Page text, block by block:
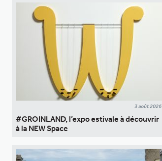
3 août 2026
#GROINLAND, l’expo estivale à découvrir
à la NEW Space